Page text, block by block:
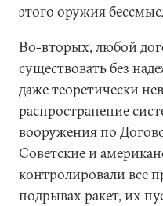
этого оружия
Во-вторых, любой
существовать без
даже теоретически
распространение
вооружения по
Советские и
контролировали все
подрывах ракет, их